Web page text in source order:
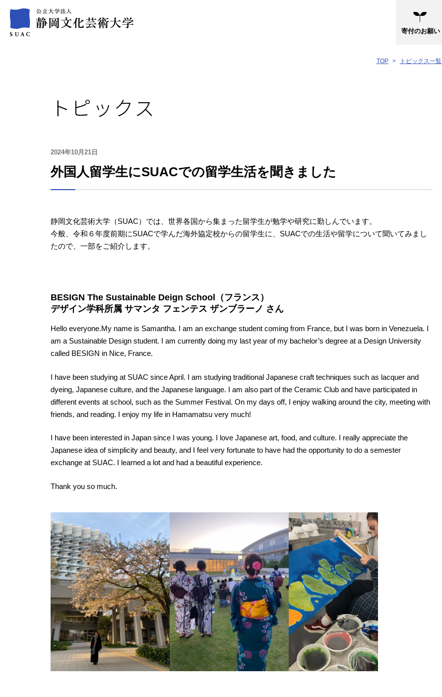
寄付のお願い
TOP トピックス一覧
トピックス
2024年10月21日
外国人留学生にSUACでの留学生活を聞きました
静岡文化芸術大学（SUAC）では、世界各国から集まった留学生が勉学や研究に勤しんでいます。
今般、令和６年度前期にSUACで学んだ海外協定校からの留学生に、SUACでの生活や留学について聞いてみまし
たので、一部をご紹介します。
BESIGN The Sustainable Deign School（フランス）
デザイン学科所属 サマンタ フェンテス ザンブラーノ さん
Hello everyone.My name is Samantha. I am an exchange student coming from France, but I was born in Venezuela. I
am a Sustainable Design student. I am currently doing my last year of my bachelor’s degree at a Design University
called BESIGN in Nice, France.
I have been studying at SUAC since April. I am studying traditional Japanese craft techniques such as lacquer and
dyeing, Japanese culture, and the Japanese language. I am also part of the Ceramic Club and have participated in
different events at school, such as the Summer Festival. On my days off, I enjoy walking around the city, meeting with
friends, and reading. I enjoy my life in Hamamatsu very much!
I have been interested in Japan since I was young. I love Japanese art, food, and culture. I really appreciate the
Japanese idea of simplicity and beauty, and I feel very fortunate to have had the opportunity to do a semester
exchange at SUAC. I learned a lot and had a beautiful experience.
Thank you so much.